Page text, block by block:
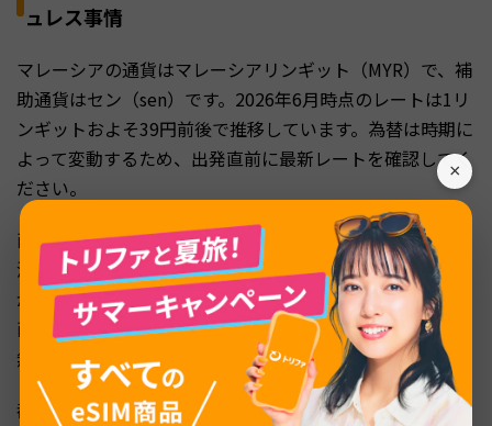
×
ュレス事情
マレーシアの通貨はマレーシアリンギット（MYR）で、補
助通貨はセン（sen）です。2026年6月時点のレートは1リ
ンギットおよそ39円前後で推移しています。為替は時期に
よって変動するため、出発直前に最新レートを確認してく
ださい。
両替は日本の空港よりも、現地のクアラルンプール国際空
港やジョージタウン市内の両替所のほうが一般的にレート
が良い傾向があります。空港到着直後は最低限の金額だけ
両替し、まとまった金額は街中の認可両替所で交換すると
無駄が少なくて済みます。
都市部のレストランやショッピングモールではクレジット